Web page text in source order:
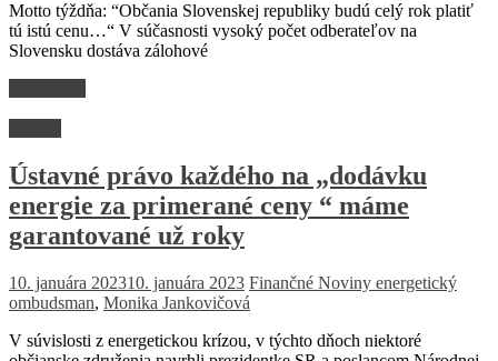
Motto týždňa: “Občania Slovenskej republiky budú celý rok platiť
tú istú cenu…“ V súčasnosti vysoký počet odberateľov na
Slovensku dostáva zálohové
Ústavné právo každého na „dodávku
energie za primerané ceny “ máme
garantované už roky
10. januára 202310. januára 2023 Finančné Noviny energetický
ombudsman, Monika Jankovičová
V súvislosti z energetickou krízou, v týchto dňoch niektoré